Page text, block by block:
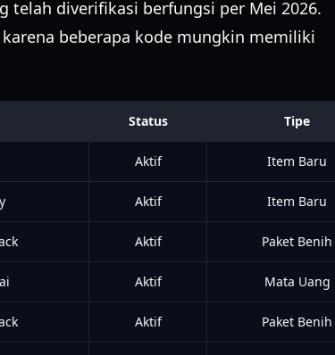
telah diverifikasi berfungsi per Mei 2026.
beberapa kode mungkin memiliki
Status Tipe
Aktif Item Baru
Aktif Item Baru
Aktif Paket Benih
Aktif Mata Uang
Aktif Paket Benih